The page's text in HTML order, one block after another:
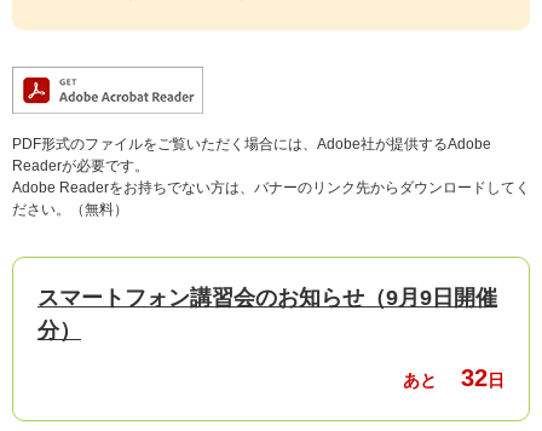
PDF形式のファイルをご覧いただく場合には、Adobe社が提供するAdobe
Readerが必要です。
Adobe Readerをお持ちでない方は、バナーのリンク先からダウンロードしてく
ださい。（無料）
スマートフォン講習会のお知らせ（9月9日開催
分）
あと 32日